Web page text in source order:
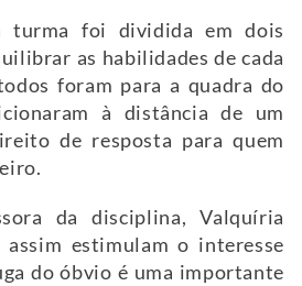
turma foi dividida em dois
as habilidades de cada
foram para a quadra do
à distância de um
de resposta para quem
da disciplina, Valquíria
assim estimulam o interesse
do óbvio é uma importante